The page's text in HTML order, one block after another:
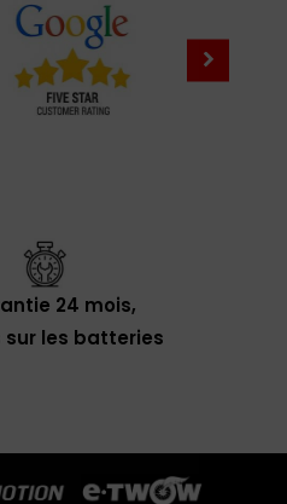
24 mois,
sur les batteries